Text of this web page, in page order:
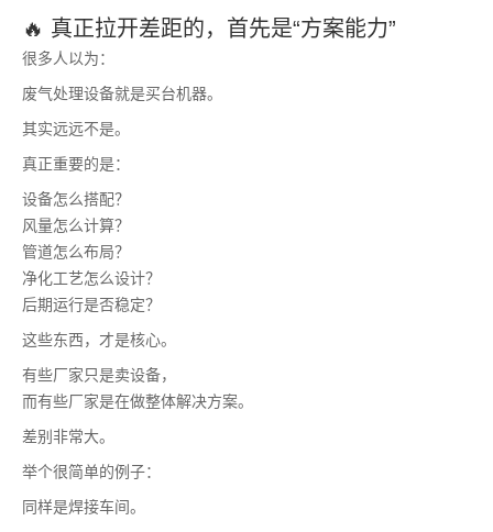
🔥 真正拉开差距的，首先是“方案能力”
很多人以为：
废气处理设备就是买台机器。
其实远远不是。
真正重要的是：
设备怎么搭配？
风量怎么计算？
管道怎么布局？
净化工艺怎么设计？
后期运行是否稳定？
这些东西，才是核心。
有些厂家只是卖设备，
而有些厂家是在做整体解决方案。
差别非常大。
举个很简单的例子：
同样是焊接车间。